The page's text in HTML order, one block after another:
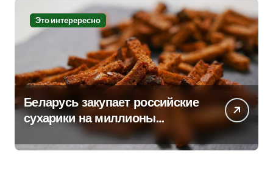
Это интерересно
Беларусь закупает российские
сухарики на миллионы
долларов – смотрим сумму